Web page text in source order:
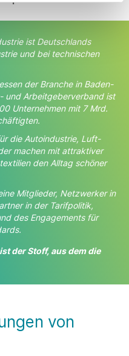
ist Deutschlands
und bei technischen
der Branche in Baden-
und Arbeitgeberverband ist
Unternehmen mit 7 Mrd.
die Autoindustrie, Luft-
machen mit attraktiver
den Alltag schöner
Mitglieder, Netzwerker in
in der Tarifpolitik,
des Engagements für
der Stoff, aus dem die
von